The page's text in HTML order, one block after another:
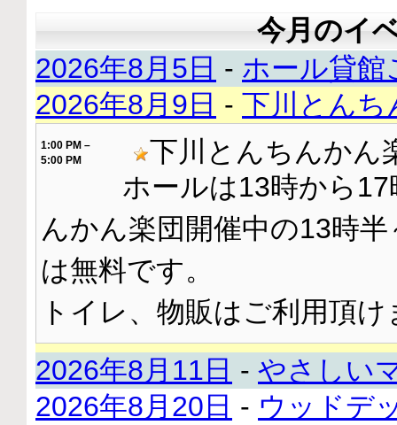
ホームページ記載のメールアドレスが変更とな
新アドレス⇒furepe-2088@outlook.jp また
のでご利用くださ…(more)
ブログロール
とんちんかん楽団
半田智さん主催の毎月第二日曜日に開催している音楽イベントのホー
下川町の公式ホームページです。
今月のイ
2026年8月5日 - ホール貸館
2026年8月9日 - 下川とんち
1:00 PM –
5:00 PM
下川とんちんかん
ホールは13時から
んかん楽団開催中の13時
は無料です。
トイレ、物販はご利用頂け
2026年8月11日 - やさしい
2026年8月20日 - ウッドデ